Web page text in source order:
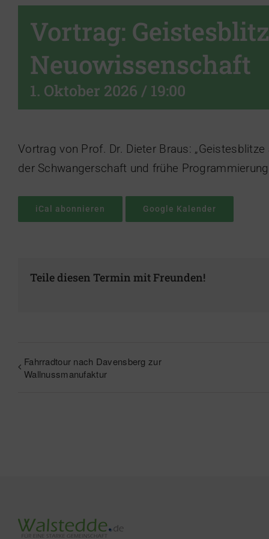
Vortrag:
Neuowissenschaft
1. Oktober 2026 / 19:00
Vortrag von Prof. Dr. Dieter Braus:
der Schwangerschaft und frühe
iCal abonnieren Google Kalender
Teile diesen Termin mit Freunden!
Fahrradtour nach Davensberg zur
Wallnussmanufaktur